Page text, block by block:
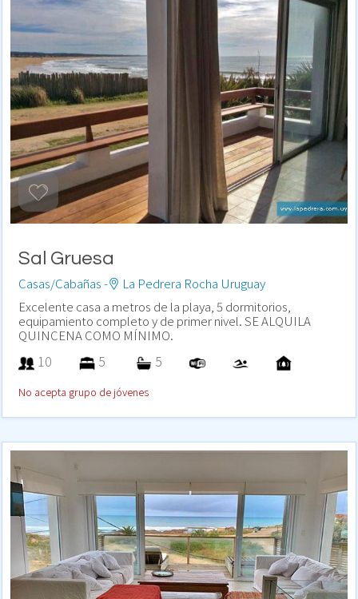
Sal Gruesa
Casas/Cabañas -
La Pedrera Rocha Uruguay
Excelente casa a metros de la playa, 5 dormitorios,
equipamiento completo y de primer nivel. SE ALQUILA
QUINCENA COMO MÍNIMO.
10 5 5
No acepta grupo de jóvenes